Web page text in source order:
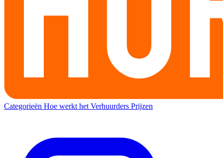
Categorieën Hoe werkt het Verhuurders Prijzen